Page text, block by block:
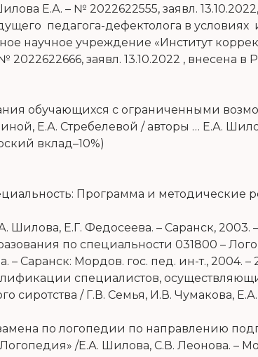
Е.А. – № 2022622555, заявл.
педагога-дефектолога в
научное учреждение «Институт
заявл. 13.10.2022 , внесена в
обучающихся с ограниченными
Е.А. Стребелевой / авторы … Е.А.
вклад–10%)
Программа и методические
Е.Г. Федосеева. – Саранск, 2003.
по специальности 031800 –
Саранск: Мордов. гос. пед. ин-т., 2004. –
специалистов,
сиротства / Г.В. Семья, И.В. Чумакова,
по логопедии по направлению
/Е.А. Шилова, С.В. Леонова. –